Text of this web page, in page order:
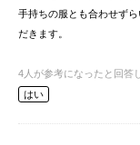
手持ちの服とも合わせず
だきます。
4 人が参考になったと回答
はい